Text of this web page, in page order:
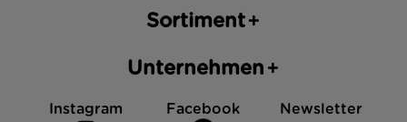
Sortiment
Unternehmen
Instagram Facebook Newsletter